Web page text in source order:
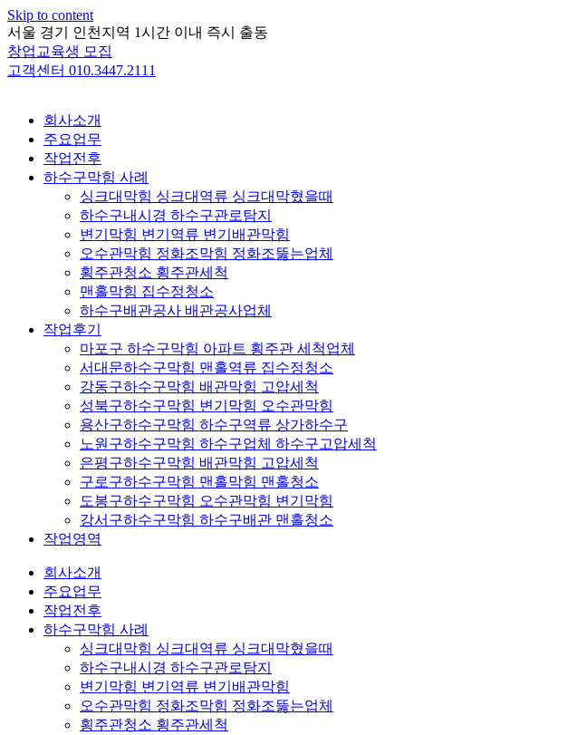
Skip to content
서울 경기 인천지역 1시간 이내 즉시 출동
창업교육생 모집
고객센터 010.3447.2111
회사소개
주요업무
작업전후
하수구막힘 사례
싱크대막힘 싱크대역류 싱크대막혔을때
하수구내시경 하수구관로탐지
변기막힘 변기역류 변기배관막힘
오수관막힘 정화조막힘 정화조뚫는업체
횡주관청소 횡주관세척
맨홀막힘 집수정청소
하수구배관공사 배관공사업체
작업후기
마포구 하수구막힘 아파트 횡주관 세척업체
서대문하수구막힘 맨홀역류 집수정청소
강동구하수구막힘 배관막힘 고압세척
성북구하수구막힘 변기막힘 오수관막힘
용산구하수구막힘 하수구역류 상가하수구
노원구하수구막힘 하수구업체 하수구고압세척
은평구하수구막힘 배관막힘 고압세척
구로구하수구막힘 맨홀막힘 맨홀청소
도봉구하수구막힘 오수관막힘 변기막힘
강서구하수구막힘 하수구배관 맨홀청소
작업영역
회사소개
주요업무
작업전후
하수구막힘 사례
싱크대막힘 싱크대역류 싱크대막혔을때
하수구내시경 하수구관로탐지
변기막힘 변기역류 변기배관막힘
오수관막힘 정화조막힘 정화조뚫는업체
횡주관청소 횡주관세척